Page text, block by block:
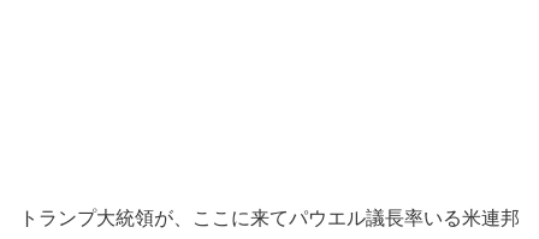
トランプ大統領が、ここに来てパウエル議長率いる米連邦